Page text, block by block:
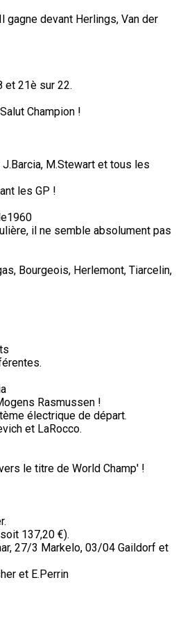
gagne devant Herlings, Van der
et 21è sur 22.
Champion !
M.Stewart et tous les
les GP !
il ne semble absolument pas
Bourgeois, Herlemont, Tiarcelin,
Rasmussen !
électrique de départ.
et LaRocco.
le titre de World Champ' !
137,20 €).
27/3 Markelo, 03/04 Gaildorf et
et E.Perrin